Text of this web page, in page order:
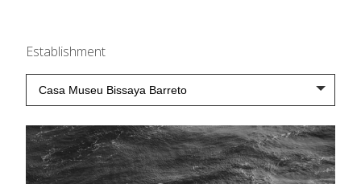
Establishment